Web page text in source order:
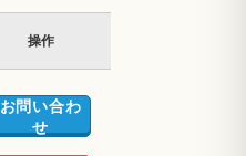
操作
お問い合わ
せ